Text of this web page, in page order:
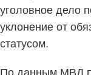
уголовное дело
уклонение от
статусом.
По данным МВД